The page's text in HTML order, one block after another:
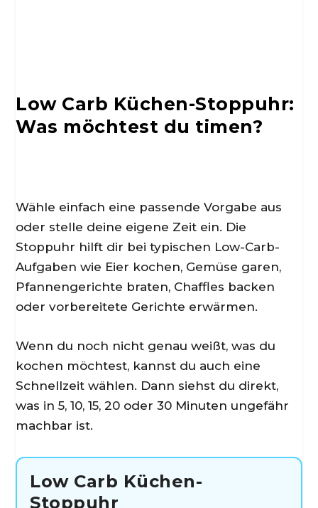
Low Carb Küchen-Stoppuhr:
Was möchtest du timen?
Wähle einfach eine passende Vorgabe aus
oder stelle deine eigene Zeit ein. Die
Stoppuhr hilft dir bei typischen Low-Carb-
Aufgaben wie Eier kochen, Gemüse garen,
Pfannengerichte braten, Chaffles backen
oder vorbereitete Gerichte erwärmen.
Wenn du noch nicht genau weißt, was du
kochen möchtest, kannst du auch eine
Schnellzeit wählen. Dann siehst du direkt,
was in 5, 10, 15, 20 oder 30 Minuten ungefähr
machbar ist.
Low Carb Küchen-
Stoppuhr